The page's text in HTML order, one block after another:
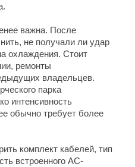
важна. После
не получали ли удар
охлаждения. Стоит
ремонты
владельцев.
парка
интенсивность
обычно требует более
комплект кабелей, тип
встроенного AC-